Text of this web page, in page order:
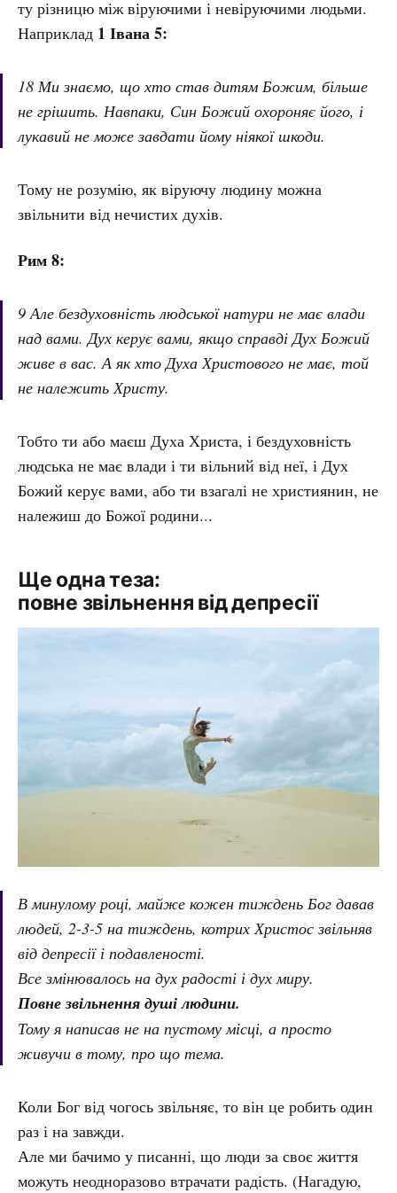
ту різницю між віруючими і невіруючими людьми.
Наприклад 1 Івана 5:
18 Ми знаємо, що хто став дитям Божим, більше
не грішить. Навпаки, Син Божий охороняє його, і
лукавий не може завдати йому ніякої шкоди.
Тому не розумію, як віруючу людину можна
звільнити від нечистих духів.
Рим 8:
9 Але бездуховність людської натури не має влади
над вами. Дух керує вами, якщо справді Дух Божий
живе в вас. А як хто Духа Христового не має, той
не належить Христу.
Тобто ти або маєш Духа Христа, і бездуховність
людська не має влади і ти вільний від неї, і Дух
Божий керує вами, або ти взагалі не християнин, не
належиш до Божої родини...
Ще одна теза:
повне звільнення від депресії
В минулому році, майже кожен тиждень Бог давав
людей, 2-3-5 на тиждень, котрих Христос звільняв
від депресії і подавленості.
Все змінювалось на дух радості і дух миру.
Повне звільнення душі людини.
Тому я написав не на пустому місці, а просто
живучи в тому, про що тема.
Коли Бог від чогось звільняє, то він це робить один
раз і на завжди.
Але ми бачимо у писанні, що люди за своє життя
можуть неодноразово втрачати радість. (Нагадую,